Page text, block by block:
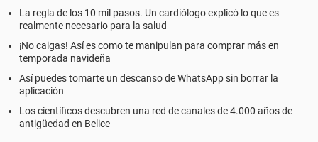
La regla de los 10 mil pasos. Un cardiólogo explicó lo que es
realmente necesario para la salud
¡No caigas! Así es como te manipulan para comprar más en
temporada navideña
Así puedes tomarte un descanso de WhatsApp sin borrar la
aplicación
Los científicos descubren una red de canales de 4.000 años de
antigüedad en Belice